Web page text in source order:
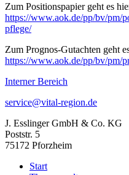
Zum Positionspapier geht es
https://www.aok.de/pp/bv/pm/
pflege/
Zum Prognos-Gutachten geht
https://www.aok.de/pp/bv/pm/
Interner Bereich
service@vital-region.de
J. Esslinger GmbH & Co. KG
Poststr. 5
75172 Pforzheim
Start